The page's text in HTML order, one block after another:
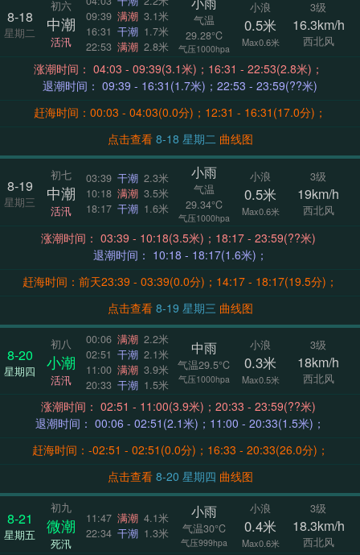
8-18
星期二
初六
中潮
活汛
09:39 满潮 3.1米
16:31 干潮 1.7米
22:53 满潮 2.8米
气温
29.28°C
气压1000hpa
小浪
0.5米
Max0.6米
3级
16.3km/h
西北风
涨潮时间： 04:03 - 09:39(3.1米)；16:31 - 22:53(2.8米)；
退潮时间： 09:39 - 16:31(1.7米)；22:53 - 23:59(??米)
赶海时间：00:03 - 04:03(0.0分)；12:31 - 16:31(17.0分)；
点击查看
8-18 星期二 曲线图
8-19
星期三
初七
中潮
活汛
03:39 干潮 2.3米
10:18 满潮 3.5米
18:17 干潮 1.6米
小雨
气温
29.34°C
气压1000hpa
小浪
0.5米
Max0.6米
3级
19km/h
西北风
涨潮时间： 03:39 - 10:18(3.5米)；18:17 - 23:59(??米)
退潮时间： 10:18 - 18:17(1.6米)；
赶海时间：前天23:39 - 03:39(0.0分)；14:17 - 18:17(19.5分)；
点击查看
8-19 星期三 曲线图
8-20
星期四
初八
小潮
活汛
00:06 满潮 2.2米
02:51 干潮 2.1米
11:00 满潮 3.9米
20:33 干潮 1.5米
中雨
气温29.5°C
气压1000hpa
小浪
0.3米
Max0.5米
3级
18km/h
西北风
涨潮时间： 02:51 - 11:00(3.9米)；20:33 - 23:59(??米)
退潮时间： 00:06 - 02:51(2.1米)；11:00 - 20:33(1.5米)；
赶海时间：-02:51 - 02:51(0.0分)；16:33 - 20:33(26.0分)；
点击查看
8-20 星期四 曲线图
8-21
星期五
初九
微潮
死汛
11:47 满潮 4.1米
22:34 干潮 1.3米
小雨
气温30°C
气压999hpa
小浪
0.4米
Max0.6米
3级
18.3km/h
西北风